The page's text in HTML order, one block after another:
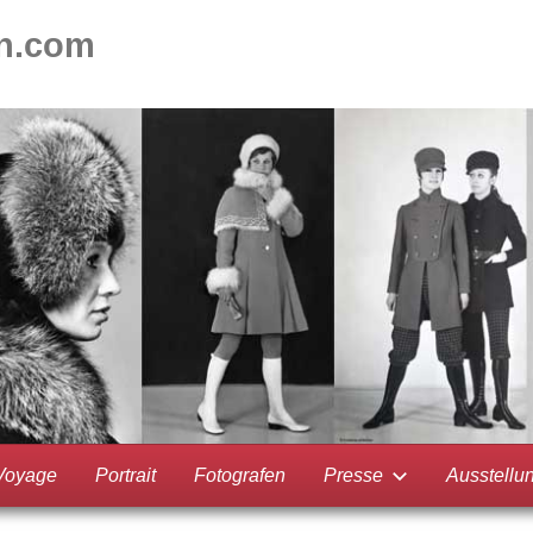
Portrait Fotografen Presse